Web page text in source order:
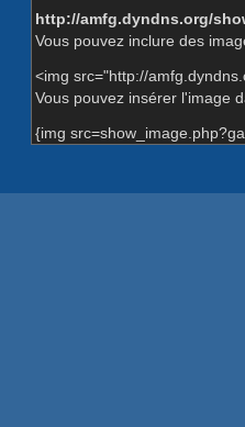
http://amfg.dyndns.org/
Vous pouvez inclure des
<img src="http://
Vous pouvez insérer l'image
{img